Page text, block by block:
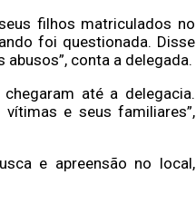
filhos matriculados no
foi questionada. Disse
conta a delegada.
até a delegacia.
e seus familiares”,
e apreensão no local,